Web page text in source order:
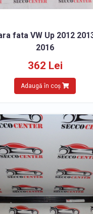
fata VW Up 2012
2016
362 Lei
Adaugă în coș